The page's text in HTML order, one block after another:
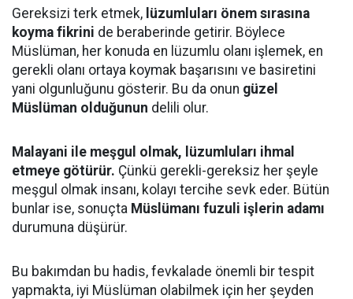
Gereksizi terk etmek, lüzumluları önem sırasına
koyma fikrini de beraberinde getirir. Böylece
Müslüman, her konuda en lüzumlu olanı işlemek, en
gerekli olanı ortaya koymak başarısını ve basiretini
yani olgunluğunu gösterir. Bu da onun güzel
Müslüman olduğunun delili olur.
Malayani ile meşgul olmak, lüzumluları ihmal
etmeye götürür. Çünkü gerekli-gereksiz her şeyle
meşgul olmak insanı, kolayı tercihe sevk eder. Bütün
bunlar ise, sonuçta Müslümanı fuzuli işlerin adamı
durumuna düşürür.
Bu bakımdan bu hadis, fevkalade önemli bir tespit
yapmakta, iyi Müslüman olabilmek için her şeyden